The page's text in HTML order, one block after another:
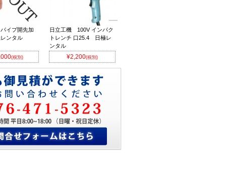
イプ開先加
ンタル
(税別)
日立工機 100V インパク
トレンチ 口25.4 日極レ
ンタル
¥2,200(税別)